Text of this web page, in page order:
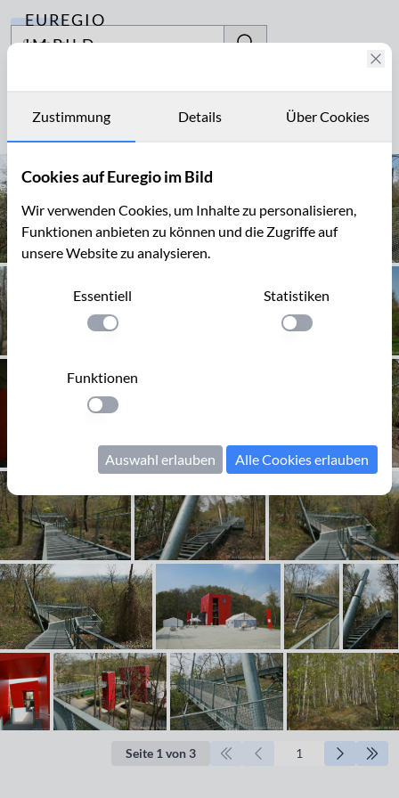
EUREGIO
IM BILD
Archiv
Kontakt
Archiv
Seite 1 von 3
Zustimmung Details Über Cookies
Cookies auf Euregio im Bild
Wir verwenden Cookies, um Inhalte zu personalisieren,
Funktionen anbieten zu können und die Zugriffe auf
unsere Website zu analysieren.
Essentiell
Einstellung anwenden
Statistiken
Einstellung
Funktionen
Einstellung anwenden
Auswahl erlauben Alle Cookies erlauben